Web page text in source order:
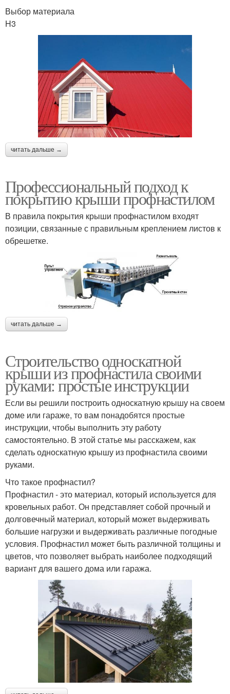
Выбор материала
H3
читать дальше →
Профессиональный подход к
покрытию крыши профнастилом
В правила покрытия крыши профнастилом входят
позиции, связанные с правильным креплением листов к
обрешетке.
читать дальше →
Строительство односкатной
крыши из профнастила своими
руками: простые инструкции
Если вы решили построить односкатную крышу на своем
доме или гараже, то вам понадобятся простые
инструкции, чтобы выполнить эту работу
самостоятельно. В этой статье мы расскажем, как
сделать односкатную крышу из профнастила своими
руками.
Что такое профнастил?
Профнастил - это материал, который используется для
кровельных работ. Он представляет собой прочный и
долговечный материал, который может выдерживать
большие нагрузки и выдерживать различные погодные
условия. Профнастил может быть различной толщины и
цветов, что позволяет выбрать наиболее подходящий
вариант для вашего дома или гаража.